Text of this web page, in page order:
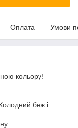
Оплата Умови
кольору!
беж і